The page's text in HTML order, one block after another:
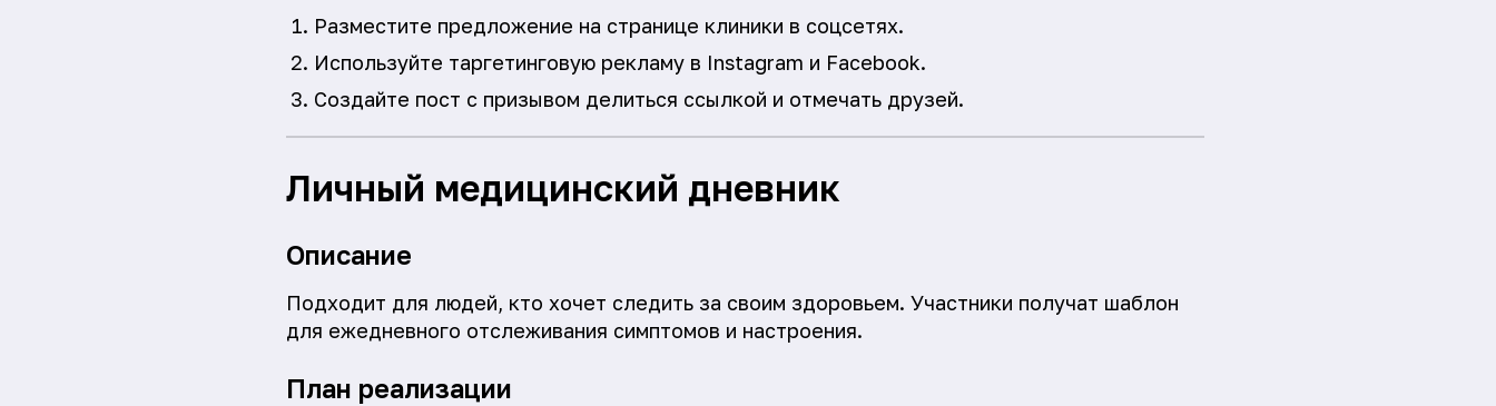
Разместите предложение на странице клиники в соцсетях.
Используйте таргетинговую рекламу в Instagram и Facebook.
Создайте пост с призывом делиться ссылкой и отмечать друзей.
Личный медицинский дневник
Описание
Подходит для людей, кто хочет следить за своим здоровьем. Участники получат шаблон
для ежедневного отслеживания симптомов и настроения.
План реализации